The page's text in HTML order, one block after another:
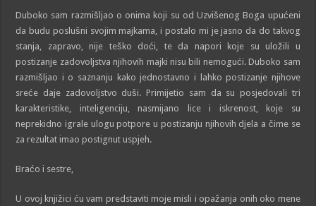
Duboko sam razmišljao o onima koji su od Uzvišenog Boga upućeni
da budu poslušni svojim majkama, i postalo mi je jasno da do takvog
stanja, zapravo, nije teško doći, te da napori koje su uložili u
postizanje zadovoljstva njihovih majki nisu bili nemogući. Duboko sam
razmišljao i o saznanju kako jednostavno i lahko postizanje njihove
sreće daje zadovoljstvo duši. Primijetio sam da su posjedovali tri
karakteristike, inteligenciju, nasmijano lice i iskrenost, koje su
neprekidno igrale ulogu potpore u postizanju njihovih djela a čime se
za rezultat imao postignut uspjeh.
Braćo i sestre,
U ovoj knjižici ću vam predstaviti moje misli i opažanja onih oko mene